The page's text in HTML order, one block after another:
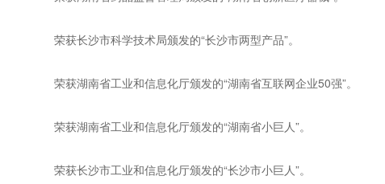
荣获长沙市科学技术局颁发的“长沙市两型产品”。
荣获湖南省工业和信息化厅颁发的“湖南省互联网企业50强”。
荣获湖南省工业和信息化厅颁发的“湖南省小巨人”。
荣获长沙市工业和信息化厅颁发的“长沙市小巨人”。